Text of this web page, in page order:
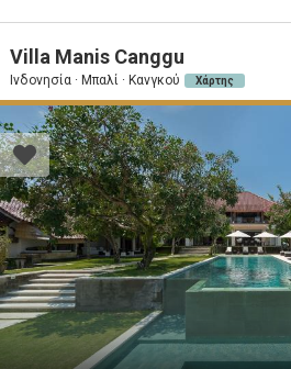
Villa Manis Canggu
Ινδονησία · Μπαλί · Κανγκού Χάρτης